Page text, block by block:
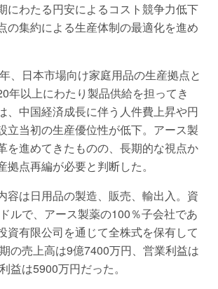
にわたる円安によるコスト競争力低下
の集約による生産体制の最適化を進め
、日本市場向け家庭用品の生産拠点と
年以上にわたり製品供給を担ってき
、中国経済成長に伴う人件費上昇や円
立当初の生産優位性が低下。アース製
を進めてきたものの、長期的な視点か
拠点再編が必要と判断した。
容は日用品の製造、販売、輸出入。資
ルで、アース製薬の100％子会社であ
資有限公司を通じて全株式を保有して
の売上高は9億7400万円、営業利益は
益は5900万円だった。